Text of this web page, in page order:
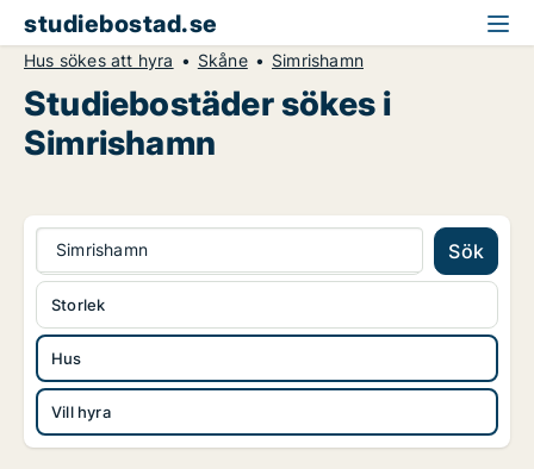
studiebostad.se
Hus sökes att hyra Skåne Simrishamn
Studiebostäder sökes i
Simrishamn
Simrishamn Sök
Hus
Vill hyra
Storlek